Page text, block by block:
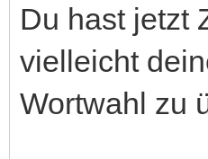
Du hast jetzt
vielleicht
Wortwahl zu